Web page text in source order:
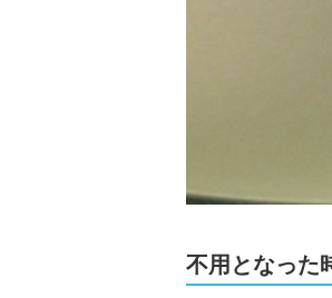
不用となった